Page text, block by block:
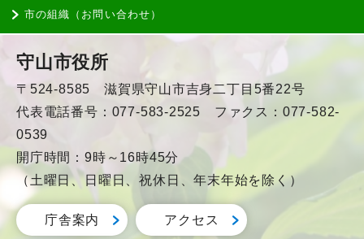
市の組織（お問い合わせ）
守山市役所
〒524-8585 滋賀県守山市吉身二丁目5番22号
代表電話番号：077-583-2525 ファクス：077-582-
0539
開庁時間：9時～16時45分
（土曜日、日曜日、祝休日、年末年始を除く）
庁舎案内 アクセス